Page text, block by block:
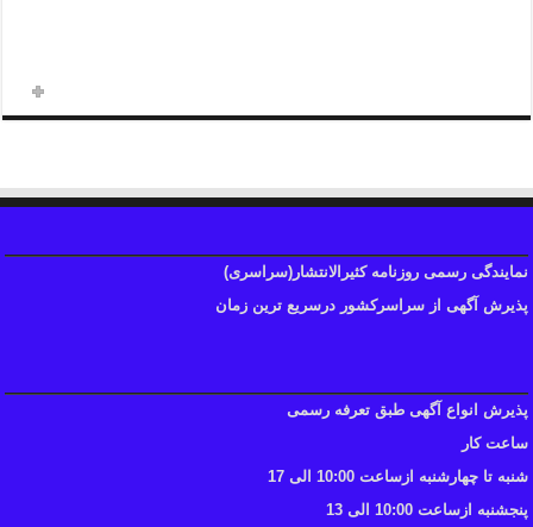
نمایندگی رسمی روزنامه کثیرالانتشار(سراسری)
پذیرش آگهی از سراسرکشور درسریع ترین زمان
پذیرش انواع آگهی طبق تعرفه رسمی
ساعت کار
شنبه تا چهارشنبه ازساعت 10:00 الی 17
پنجشنبه ازساعت 10:00 الی 13